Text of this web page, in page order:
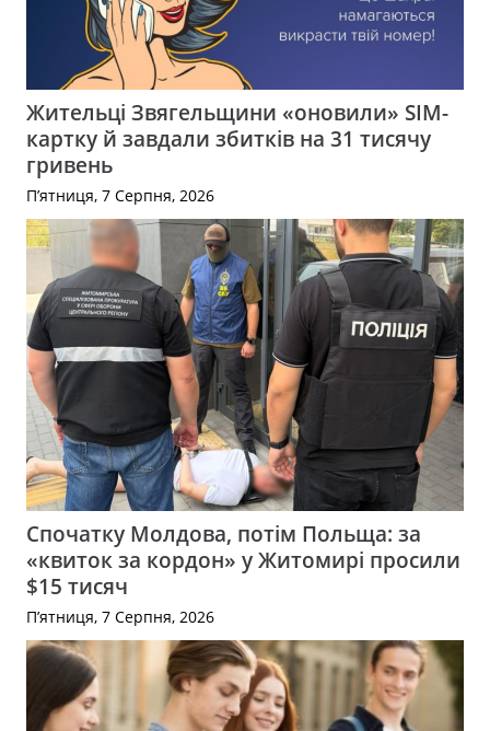
Жительці Звягельщини «оновили» SIM-
картку й завдали збитків на 31 тисячу
гривень
П’ятниця, 7 Серпня, 2026
Спочатку Молдова, потім Польща: за
«квиток за кордон» у Житомирі просили
$15 тисяч
П’ятниця, 7 Серпня, 2026